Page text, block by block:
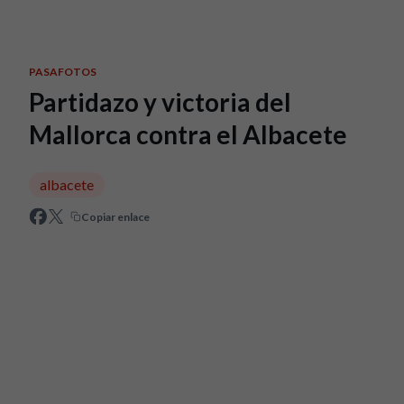
PASAFOTOS
Partidazo y victoria del
Mallorca contra el Albacete
albacete
Copiar enlace